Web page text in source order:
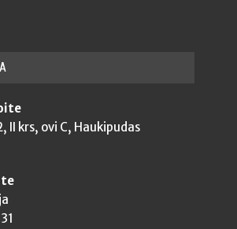
II krs, ovi C, Haukipudas